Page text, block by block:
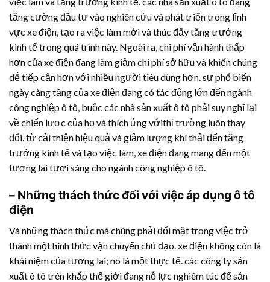
tăng cường đầu tư vào nghiên cứu và phát triển trong lĩnh
vực xe điện, tạo ra việc làm mới và thúc đẩy tăng trưởng
kinh tế trong quá trình này. Ngoài ra, chi phí vận hành thấp
hơn của xe điện đang làm giảm chi phí sở hữu và khiến chúng
dễ tiếp cận hơn với nhiều người tiêu dùng hơn. sự phổ biến
ngày càng tăng của xe điện đang có tác động lớn đến ngành
công nghiệp ô tô, buộc các nhà sản xuất ô tô phải suy nghĩ lại
về chiến lược của họ và thích ứng vớithị trường luôn thay
đổi. từ cải thiện hiệu quả và giảm lượng khí thải đến tăng
trưởng kinh tế và tạo việc làm, xe điện đang mang đến một
tương lai tươi sáng cho ngành công nghiệp ô tô.
– Những thách thức đối với việc áp dụng ô tô
điện
Và những thách thức mà chúng phải đối mặt trong việc trở
thành một hình thức vận chuyển chủ đạo. xe điện không còn là
khái niệm của tương lai; nó là một thực tế. các công ty sản
xuất ô tô trên khắp thế giới đang nỗ lực nghiêm túc để sản